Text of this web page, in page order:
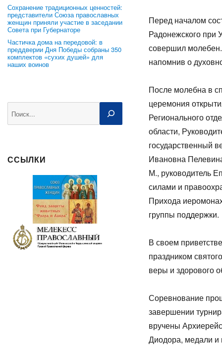
Сохранение традиционных ценностей:
представители Союза православных
женщин приняли участие в заседании
Совета при Губернаторе
Частичка дома на передовой: в
преддверии Дня Победы собраны 350
комплектов «сухих душей» для
наших воинов
ССЫЛКИ
Перед началом
Радонежского при
совершил
напомнив о
После молебна в
церемония
Регионального
области,
государственный
Ивановна
М., руководитель
силами и
Прихода
группы поддержки.
В своем
праздником
веры и здорового
Соревнование
завершении
вручены
Диодора, медали и